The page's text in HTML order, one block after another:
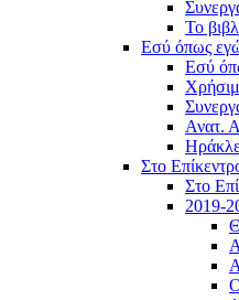
To
Εσύ όπως
Εσύ
Ανατ.
Στο
Στο
2019-